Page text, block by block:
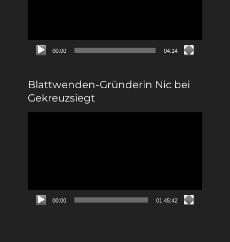
00:00 04:14
Blattwenden-Gründerin Nic bei
Gekreuzsiegt
00:00 01:45:42